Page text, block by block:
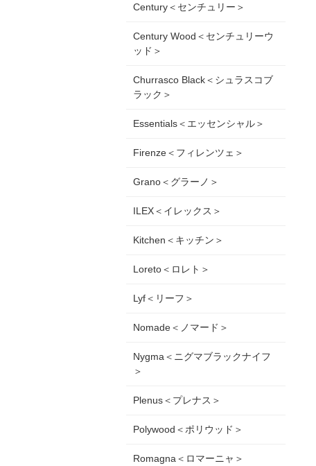
Century＜センチュリー＞
Century Wood＜センチュリーウ
ッド＞
Churrasco Black＜シュラスコブ
ラック＞
Essentials＜エッセンシャル＞
Firenze＜フィレンツェ＞
Grano＜グラーノ＞
ILEX＜イレックス＞
Kitchen＜キッチン＞
Loreto＜ロレト＞
Lyf＜リーフ＞
Nomade＜ノマード＞
Nygma＜ニグマブラックナイフ
＞
Plenus＜プレナス＞
Polywood＜ポリウッド＞
Romagna＜ロマーニャ＞